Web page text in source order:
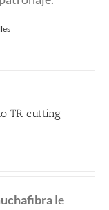
TR cutting
le